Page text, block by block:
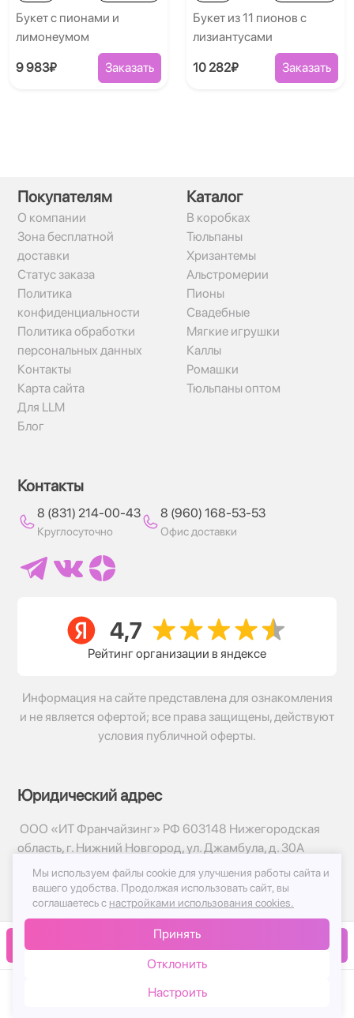
В корзину
Букет с пионами и
лимонеумом
9 983₽ Заказать
Букет из 11 пионов с
лизиантусами
10 282₽ Заказать
Покупателям
О компании
Зона бесплатной
доставки
Статус заказа
Политика
конфиденциальности
Политика обработки
персональных данных
Контакты
Карта сайта
Для LLM
Блог
Каталог
В коробках
Тюльпаны
Хризантемы
Альстромерии
Пионы
Свадебные
Мягкие игрушки
Каллы
Ромашки
Тюльпаны оптом
Контакты
8 (831) 214-00-43
Круглосуточно
8 (960) 168-53-53
Офис доставки
Рейтинг организации в яндексе
Информация на сайте представлена для ознакомления
и не является офертой; все права защищены, действуют
условия публичной оферты.
Юридический адрес
ООО «ИТ Франчайзинг» РФ 603148 Нижегородская
область, г. Нижний Новгород, ул. Джамбула, д. 30А
© 2017-2026г, База Цветов 24.ру
Политика конфиденциальности
Публичная оферта
Мы используем файлы cookie для улучшения работы сайта и
вашего удобства. Продолжая использовать сайт, вы
соглашаетесь с настройками использования cookies.
Принять
Отклонить
Настроить